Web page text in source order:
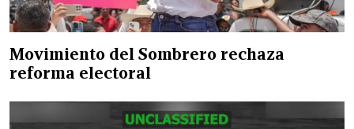
Movimiento del Sombrero rechaza
reforma electoral